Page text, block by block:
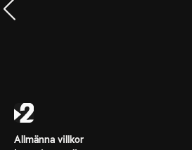
Allmänna villkor